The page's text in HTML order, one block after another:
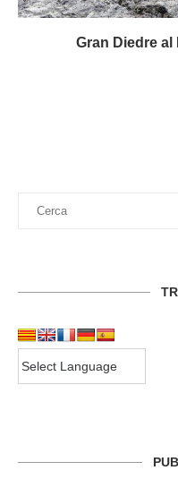
Gran Diedre al